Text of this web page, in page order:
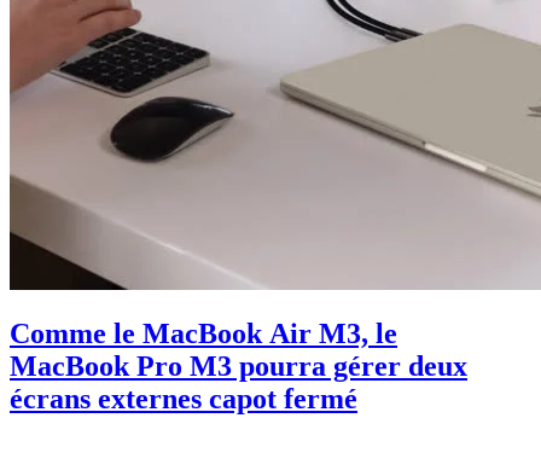
Comme le MacBook Air M3, le
MacBook Pro M3 pourra gérer deux
écrans externes capot fermé